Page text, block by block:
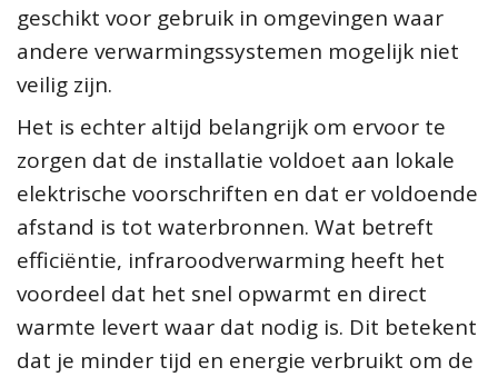
geschikt voor gebruik in omgevingen waar
andere verwarmingssystemen mogelijk niet
veilig zijn.
Het is echter altijd belangrijk om ervoor te
zorgen dat de installatie voldoet aan lokale
elektrische voorschriften en dat er voldoende
afstand is tot waterbronnen. Wat betreft
efficiëntie, infraroodverwarming heeft het
voordeel dat het snel opwarmt en direct
warmte levert waar dat nodig is. Dit betekent
dat je minder tijd en energie verbruikt om de